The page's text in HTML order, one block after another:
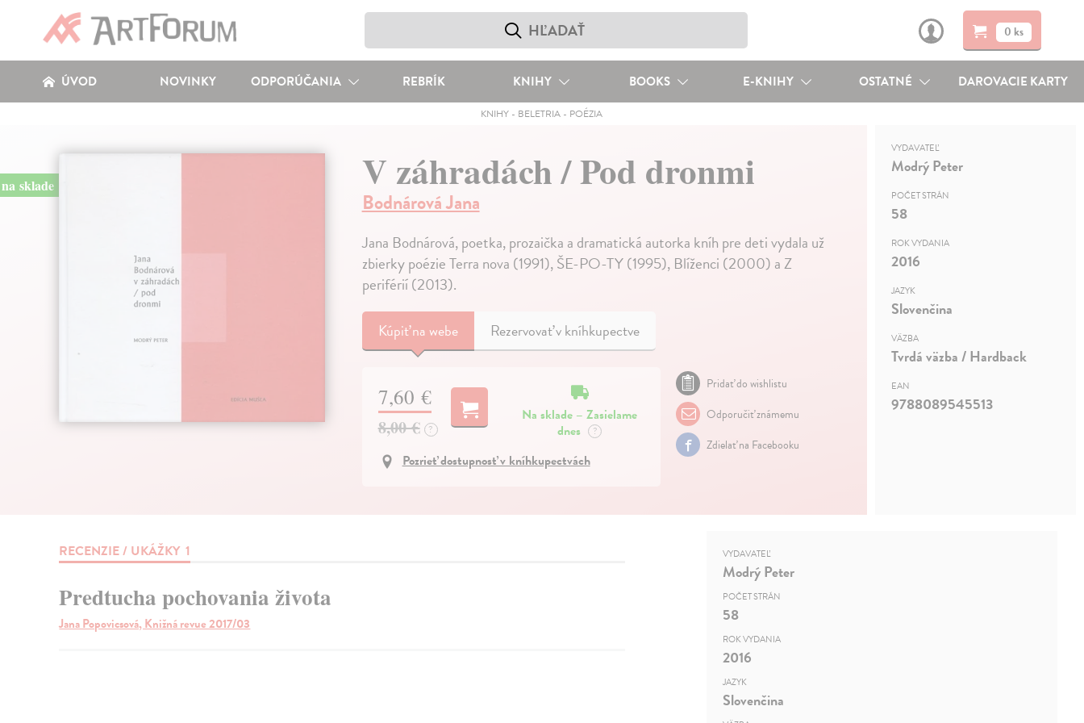
0 ks
ÚVOD NOVINKY ODPORÚČANIA REBRÍK KNIHY BOOKS E-KNIHY OSTATNÉ DAROVACIE KARTY
KNIHY - BELETRIA - POÉZIA
na sklade V záhradách / Pod dronmi
Bodnárová Jana
Jana Bodnárová, poetka, prozaička a dramatická autorka kníh pre deti vydala už
zbierky poézie Terra nova (1991), ŠE-PO-TY (1995), Blíženci (2000) a Z
periférií (2013).
Kúpiťna webe Rezervovať v kníhkupectve
7,60 €
8,00 € ?
Na sklade – Zasielame
dnes
?
Pozrieť dostupnosť v kníhkupectvách
Pridať do wishlistu
Odporučiť známemu
Zdielať na Facebooku
VYDAVATEĽ
Modrý Peter
POČET STRÁN
58
ROK VYDANIA
2016
JAZYK
Slovenčina
VÄZBA
Tvrdá väzba / Hardback
EAN
9788089545513
RECENZIE / UKÁŽKY 1
Predtucha pochovania života
Jana Popovicsová, Knižná revue 2017/03
VYDAVATEĽ
Modrý Peter
POČET STRÁN
58
ROK VYDANIA
2016
JAZYK
Slovenčina